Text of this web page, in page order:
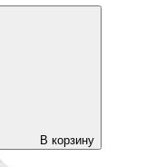
В корзину